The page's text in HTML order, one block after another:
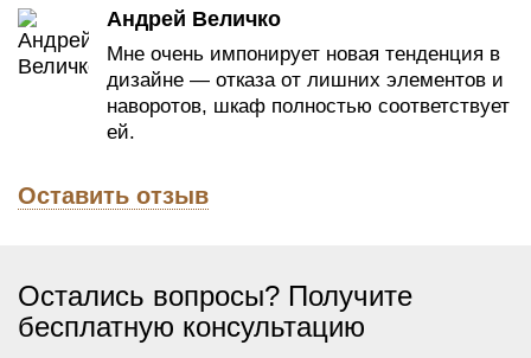
Андрей Величко
Мне очень импонирует новая тенденция в
дизайне — отказа от лишних элементов и
наворотов, шкаф полностью соответствует
ей.
Оставить отзыв
Остались вопросы? Получите
бесплатную консультацию